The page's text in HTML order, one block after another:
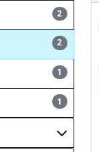
2
2
1
1